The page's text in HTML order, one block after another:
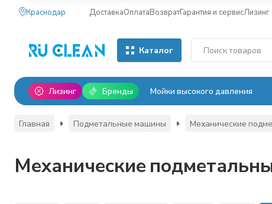
Краснодар ДоставкаОплатаВозвратГарантия и сервис
Каталог
Лизинг Бренды Мойки высокого давления
Главная Подметальные машины Механические
Механические